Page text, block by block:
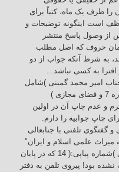
ظرف یک ماه، کتباً برای
است اینگونه توضیحات و
از وصول پاسخ منتشر
حروف که اصل مطلب
به شرط آنکه جواب از دو
به کسی نباشد...
جناب امیر محمد گمینی )شامل
)
آن رسانه محترم و عدم چاپ آن در اولین
چاپ جوابیه را دارم.
گفتگوی تلفنی با جنابعالی
میراث علمی اسلام و ایران"
داده شد. اما پس از انتشار شماره بعدی )شماره پیاپی:( 14 که در پایان
چاپ نشده بود! پیروی تلفن به دفتر